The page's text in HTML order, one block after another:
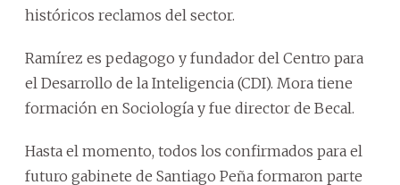
históricos reclamos del sector.
Ramírez es pedagogo y fundador del Centro para
el Desarrollo de la Inteligencia (CDI). Mora tiene
formación en Sociología y fue director de Becal.
Hasta el momento, todos los confirmados para el
futuro gabinete de Santiago Peña formaron parte